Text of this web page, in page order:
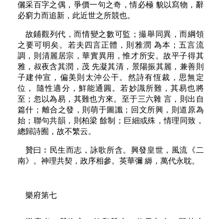
儷采百字之偶，爭價一句之奇，情必極 貌以寫物，辭
必窮力而追新，此近世之所競也。
故鋪觀列代，而情變之數可監；撮舉同異，而綱領
之要可明矣。若夫四言正體，則雅潤 為本；五言流
調，則清麗居宗，華實異用，惟才所安。故平子得其
雅，叔夜含其潤，茂 先凝其清，景陽振其麗，兼善則
子建仲宣，偏美則太沖公干。然詩有恆裁，思無定
位， 隨性適分，鮮能通圓。若妙識所難，其易也將
至；忽以為易，其難也方來。至于三六雜 言，則出自
篇什；離合之發，則萌于圖讖；回文所興，則道原為
始；聯句共韻，則柏梁 餘制；巨細或殊，情理同致，
總歸詩囿，故不繁云。
贊曰︰民生而志，詠歌所含。興發皇世，風流《二
南》。神理共契，政序相參。英華彌 縟，萬代永耽。
樂府第七